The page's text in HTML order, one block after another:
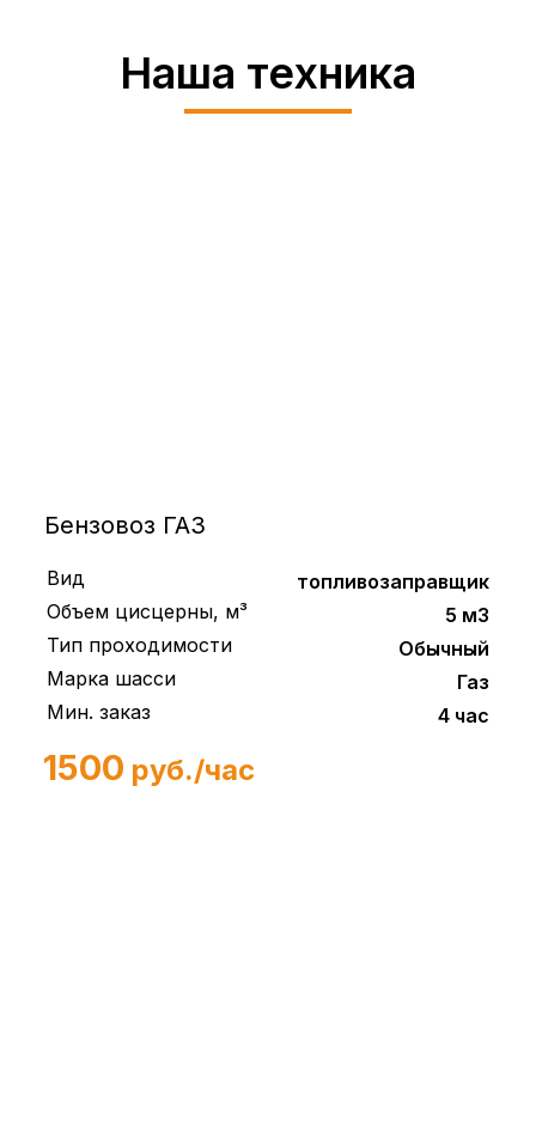
Наша техника
Бензовоз ГАЗ
Вид
топливозаправщик
Объем цисцерны, м³
5 м3
Тип проходимости
Обычный
Марка шасси
Газ
Мин. заказ
4 час
1500 руб./час